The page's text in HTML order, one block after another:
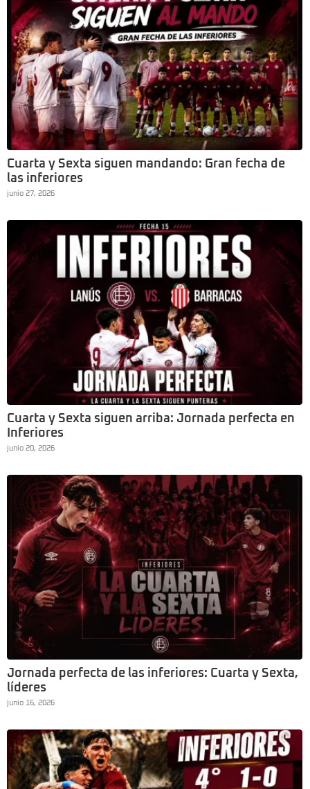
Cuarta y Sexta siguen mandando: Gran fecha de
las inferiores
junio 27, 2026
Cuarta y Sexta siguen arriba: Jornada perfecta en
Inferiores
junio 20, 2026
Jornada perfecta de las inferiores: Cuarta y Sexta,
líderes
junio 16, 2026